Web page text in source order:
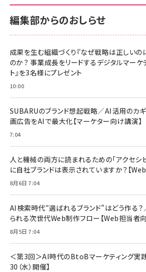
￥880
anan(アンアン)2026/06/
スペシャルエディション[王
￥1,100
anan(アンアン)2026/07/08
￥880
ママ投資家が育休中に１億貯
組織の成果を最大化する ル
￥1,980
Amazonランキングをも
サポート正規品 メーカー保
NIMASO ガラスフィルム
すい ガイド枠付き い
2枚セット DSP25F1698
￥1,599
￥6,980
全ワイヤレスイヤホン/アクテ
技術基準適合】ブラック
￥5,990
ケーブル Anker絡まないケ
ド付き USB PD対応 シリコ
17 / 16 / 15 / Galaxy
Pro/Air 各種対応 (1.8m ミッ
￥1,890
サポート正規品 メーカー保
Amazon eギフトカード -
￥5,000
Anker PowerLine III Flow
Pro/Air 各種対応 (1.8m ミッ
￥1,890
サッポロ 生ビール 黒ラベ
ル ケース買い【6/30応募〆切
￥4,857
編集部からのおしらせ
成果を生む組織づくり『なぜ戦略は正しい
のか？ 事業成長をリードするデジタルマーケ
ト』を3名様にプレゼント
10:00
SUBARUのブランド想起戦略／AI活用のカギ
画広告をAIで最大化【マーケター向け講演】
7:04
人と機械の両方に読まれるための「アクセシ
に自社ブランドは表示されていますか？【
8月6日 7:04
AI検索時代“選ばれるブランド”はどう作る
られる次世代Web制作フロー【Web担当者
8月5日 7:04
＜第3回＞AI時代のBtoBマーケティング実践
30（水）開催】